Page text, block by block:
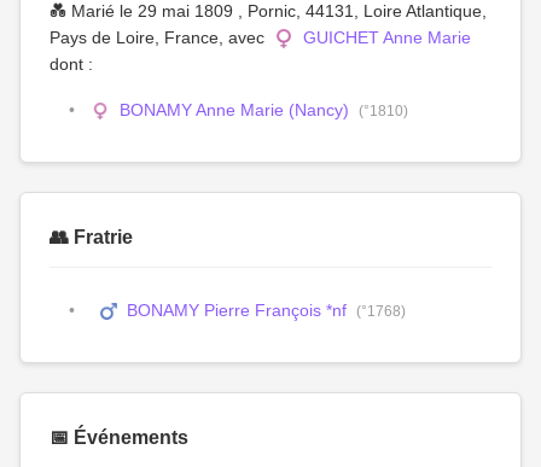
💑 Marié le 29 mai 1809 , Pornic, 44131, Loire Atlantique,
Pays de Loire, France, avec
GUICHET Anne Marie
dont :
BONAMY Anne Marie (Nancy) (°1810)
👥 Fratrie
BONAMY Pierre François *nf (°1768)
📅 Événements